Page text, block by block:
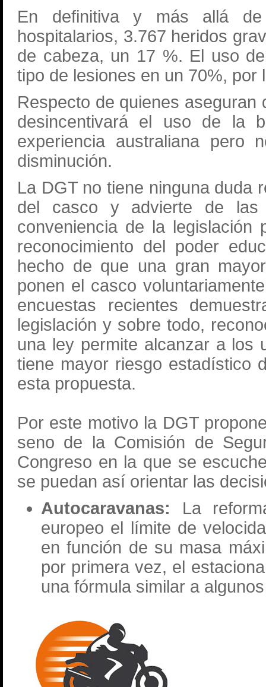
En definitiva y más allá
hospitalarios, 3.767 heridos
de cabeza, un 17 %. El uso
tipo de lesiones en un 70%,
Respecto de quienes
desincentivará el uso de la
experiencia australiana
disminución.
La DGT no tiene ninguna duda
del casco y advierte de las
conveniencia de la
reconocimiento del poder
hecho de que una gran
ponen el casco
encuestas recientes
legislación y sobre todo,
una ley permite alcanzar a los
tiene mayor riesgo estadístico
esta propuesta.
Por este motivo la DGT
seno de la Comisión de
Congreso en la que se
se puedan así orientar las
Autocaravanas: La
europeo el límite de
en función de su masa
por primera vez, el
una fórmula similar a